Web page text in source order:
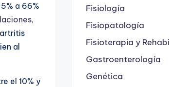
a 66%
,
al
el 10% y
Fisiología
Fisiopatología
Fisioterapia y
Gastroenterología
Genética